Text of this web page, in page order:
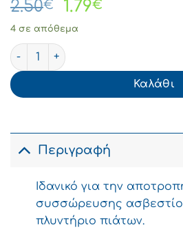
2.50€
Original
price
was:
2.50€.
1.79€
1.79€.
4 σε απόθεμα
Finish Κρύσταλλοι Αλατιού
Καλάθι
Περιγραφή
Ιδανικό για την
συσσώρευσης
πλυντήριο πιάτων.